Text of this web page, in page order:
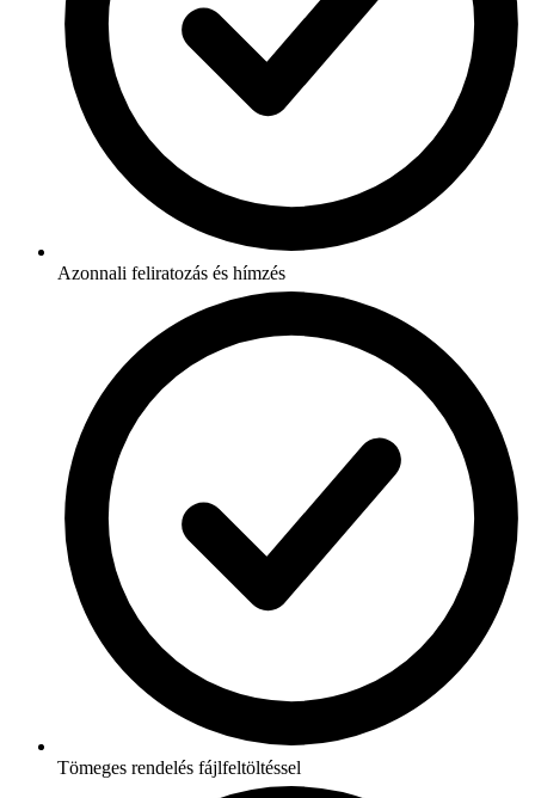
Azonnali feliratozás és hímzés
Tömeges rendelés fájlfeltöltéssel